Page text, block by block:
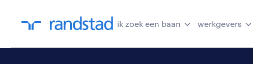
ik zoek een baan werkgevers